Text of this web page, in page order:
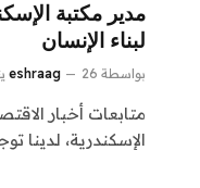
مدير مكتبة
لبناء الإنسان
بواسطة eshraag 26 يناير، 2025
متابعات أخبار
الإسكندرية، لدينا